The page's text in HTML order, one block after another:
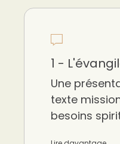
1 -
Une
texte
besoins